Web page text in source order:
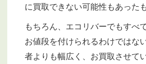
に買取できない可能性もあった
もちろん、エコリバーでもすべ
お値段を付けられるわけではな
者よりも幅広く、お買取させて